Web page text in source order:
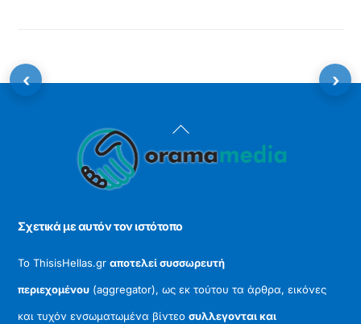
Back
To
Σχετικά με αυτόν τον ιστότοπο
Το ThisisHellas.grαποτελεί συσσωρευτή
περιεχομένου (aggregator), ως εκ τούτου τα άρθρα, εικόνες
και τυχόν ενσωματωμένα βίντεοσυλλεγονται και
‹ ›